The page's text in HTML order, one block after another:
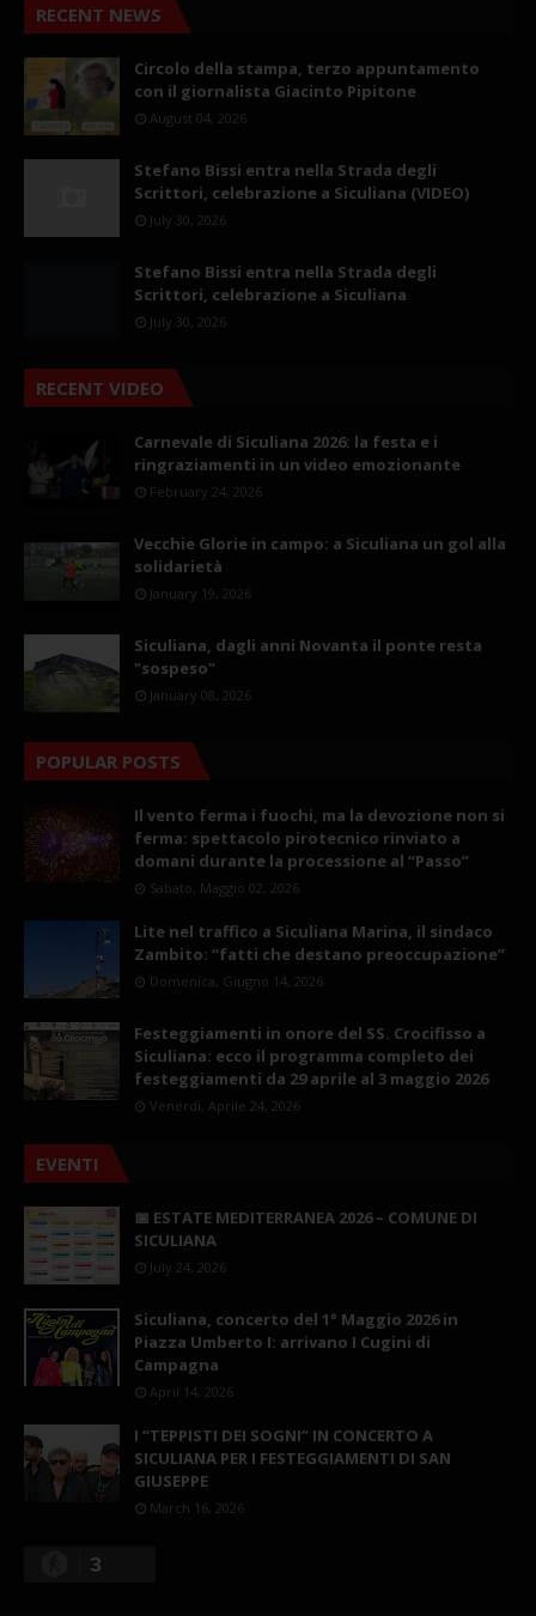
RECENT NEWS
Circolo della stampa, terzo appuntamento
con il giornalista Giacinto Pipitone
August 04, 2026
Stefano Bissi entra nella Strada degli
Scrittori, celebrazione a Siculiana (VIDEO)
July 30, 2026
Stefano Bissi entra nella Strada degli
Scrittori, celebrazione a Siculiana
July 30, 2026
RECENT VIDEO
Carnevale di Siculiana 2026: la festa e i
ringraziamenti in un video emozionante
February 24, 2026
Vecchie Glorie in campo: a Siculiana un gol alla
solidarietà
January 19, 2026
Siculiana, dagli anni Novanta il ponte resta
"sospeso"
January 08, 2026
POPULAR POSTS
Il vento ferma i fuochi, ma la devozione non si
ferma: spettacolo pirotecnico rinviato a
domani durante la processione al “Passo”
Sabato, Maggio 02, 2026
Lite nel traffico a Siculiana Marina, il sindaco
Zambito: “fatti che destano preoccupazione”
Domenica, Giugno 14, 2026
Festeggiamenti in onore del SS. Crocifisso a
Siculiana: ecco il programma completo dei
festeggiamenti da 29 aprile al 3 maggio 2026
Venerdì, Aprile 24, 2026
EVENTI
📅 ESTATE MEDITERRANEA 2026 – COMUNE DI
SICULIANA
July 24, 2026
Siculiana, concerto del 1° Maggio 2026 in
Piazza Umberto I: arrivano I Cugini di
Campagna
April 14, 2026
I “TEPPISTI DEI SOGNI” IN CONCERTO A
SICULIANA PER I FESTEGGIAMENTI DI SAN
GIUSEPPE
March 16, 2026
3